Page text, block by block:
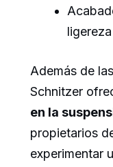
Además de
Schnitzer
en la
propietarios
experimentar